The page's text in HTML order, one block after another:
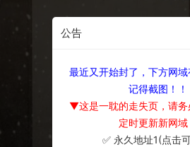
公告
最近又开始封了，下方网
记得截图！！
▼这是一耽的走失页，请务
定时更新新网域
✅ 永久地址1(点击